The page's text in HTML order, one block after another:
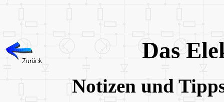
Das
Notizen und